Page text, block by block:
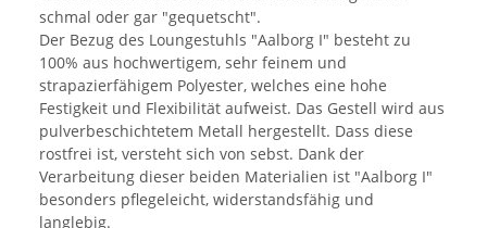
schmal oder gar "gequetscht".
Der Bezug des Loungestuhls "Aalborg I" besteht zu
100% aus hochwertigem, sehr feinem und
strapazierfähigem Polyester, welches eine hohe
Festigkeit und Flexibilität aufweist. Das Gestell wird aus
pulverbeschichtetem Metall hergestellt. Dass diese
rostfrei ist, versteht sich von sebst. Dank der
Verarbeitung dieser beiden Materialien ist "Aalborg I"
besonders pflegeleicht, widerstandsfähig und
langlebig.